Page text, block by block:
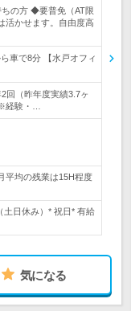
の方 ◆要普免（AT限
活かせます。自由度高
車で8分 【水戸オフィ
回（昨年度実績3.7ヶ
経験・…
平均の残業は15H程度
日休み）* 祝日* 有給
気になる